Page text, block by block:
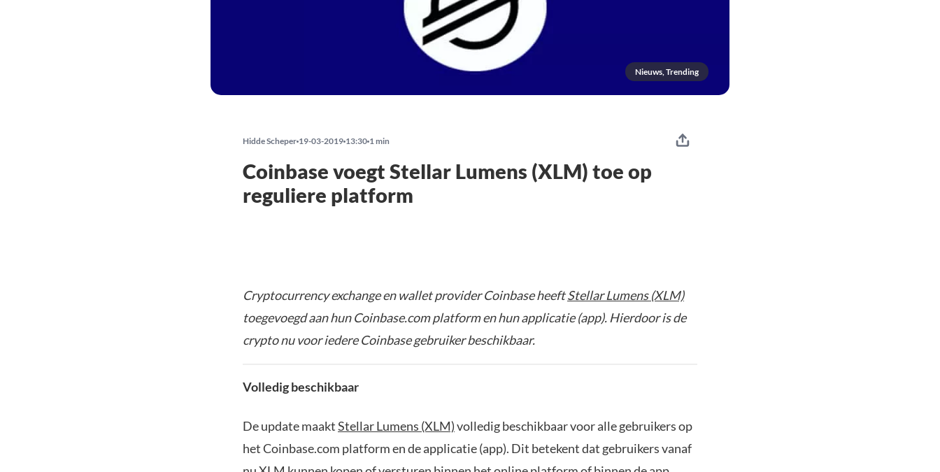
Nieuws, Trending
Hidde Scheper 19-03-2019 13:30 1 min
Coinbase voegt Stellar Lumens (XLM) toe op
reguliere platform
Cryptocurrency exchange en wallet provider Coinbase heeftStellar Lumens (XLM)
toegevoegd aan hun Coinbase.com platform en hun applicatie (app). Hierdoor is de
crypto nu voor iedere Coinbase gebruiker beschikbaar.
Volledig beschikbaar
De update maaktStellar Lumens (XLM)volledig beschikbaar voor alle gebruikers op
het Coinbase.com platform en de applicatie (app). Dit betekent dat gebruikers vanaf